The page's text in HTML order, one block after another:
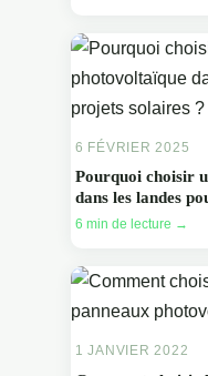
6 FÉVRIER 2025
Pourquoi choisir
dans les landes
6 min de lecture →
1 JANVIER 2022